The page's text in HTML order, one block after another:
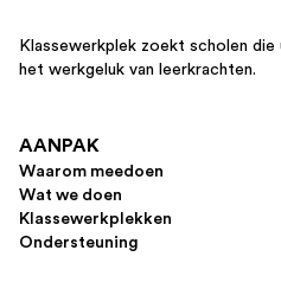
Klassewerkplek zoekt scholen die
het werkgeluk van leerkrachten.
AANPAK
Waarom meedoen
Wat we doen
Klassewerkplekken
Ondersteuning